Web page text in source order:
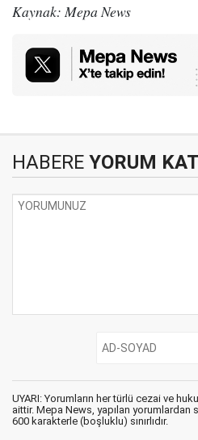
Kaynak: Mepa News
HABERE YORUM KAT
UYARI: Yorumların her türlü cezai ve
aittir. Mepa News, yapılan yorumlardan
600 karakterle (boşluklu) sınırlıdır.